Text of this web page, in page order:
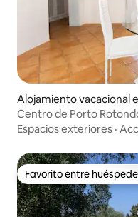
Alojamiento vacacional
Centro de Porto
gratuito
Espacios exteriores ·
Favorito entre
Favorito entre